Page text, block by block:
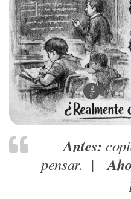
Antes:
pensar. |